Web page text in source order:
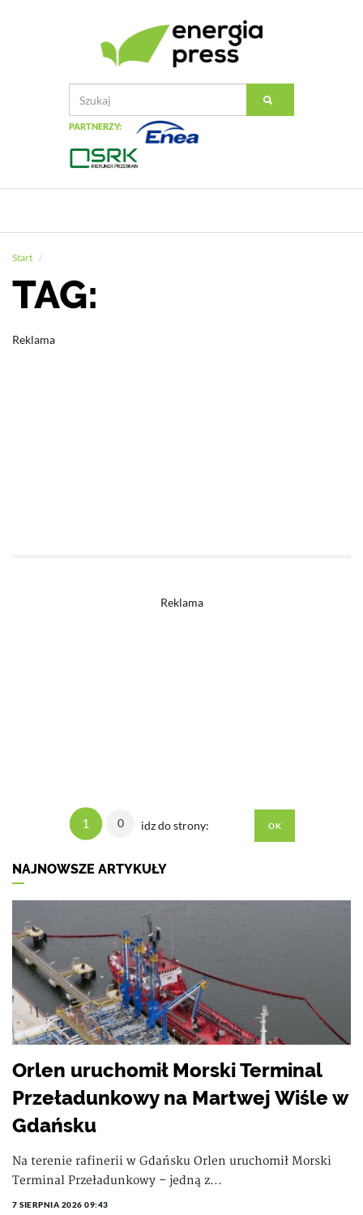
PARTNERZY:
Start
TAG:
Reklama
Reklama
1 0 idz do strony:
NAJNOWSZE ARTYKUŁY
Orlen uruchomił Morski Terminal
Przeładunkowy na Martwej Wiśle w
Gdańsku
Na terenie rafinerii w Gdańsku Orlen uruchomił Morski
Terminal Przeładunkowy – jedną z...
7 SIERPNIA 2026 09:43